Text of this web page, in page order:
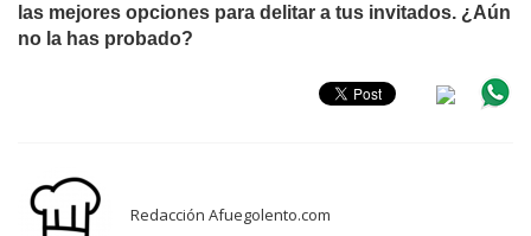
las mejores opciones para delitar a tus invitados. ¿Aún
no la has probado?
Redacción Afuegolento.com